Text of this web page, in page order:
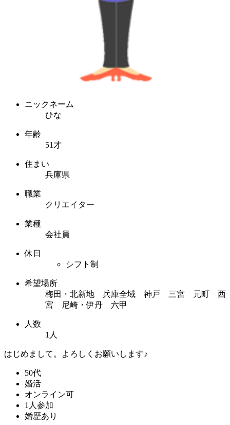
ニックネーム
ひな
年齢
51才
住まい
兵庫県
職業
クリエイター
業種
会社員
休日
シフト制
希望場所
梅田・北新地 兵庫全域 神戸 三宮 元町 西
宮 尼崎・伊丹 六甲
人数
1人
はじめまして。よろしくお願いします♪
50代
婚活
オンライン可
1人参加
婚歴あり